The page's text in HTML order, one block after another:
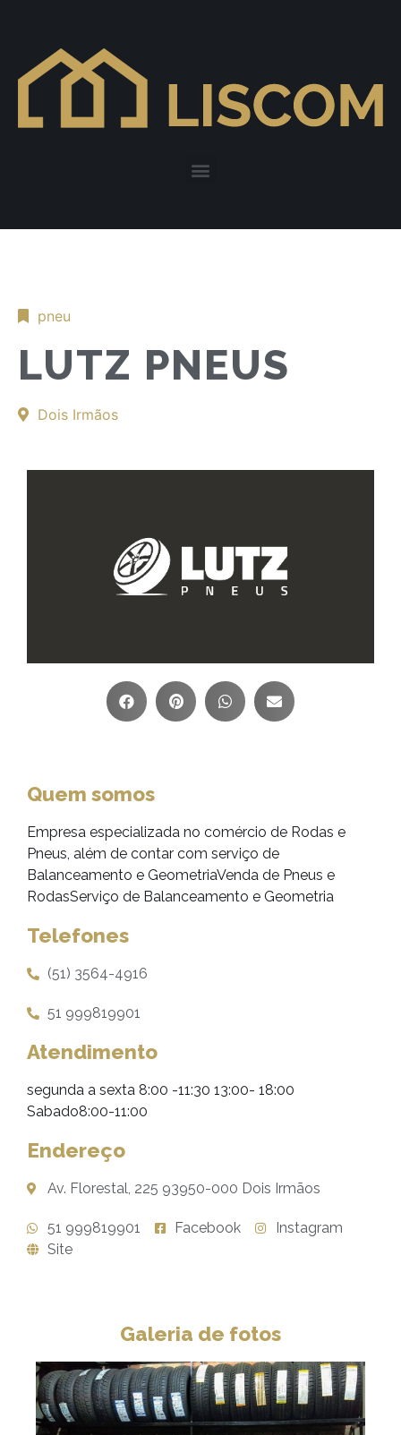
pneu
LUTZ PNEUS
Dois Irmãos
Quem somos
Empresa especializada no comércio de Rodas e
Pneus, além de contar com serviço de
Balanceamento e GeometriaVenda de Pneus e
RodasServiço de Balanceamento e Geometria
Telefones
(51) 3564-4916
51 999819901
Atendimento
segunda a sexta 8:00 -11:30 13:00- 18:00
Sabado8:00-11:00
Endereço
Av. Florestal, 225 93950-000 Dois Irmãos
51 999819901 Facebook
Instagram
Site
Galeria de fotos